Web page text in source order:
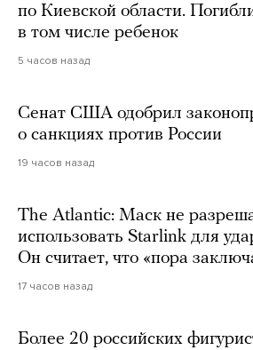
по Киевской области.
в том числе ребенок
5 часов назад
Сенат США одобрил
о санкциях против России
19 часов назад
The Atlantic: Маск не
использовать Starlink для
Он считает, что «пора
17 часов назад
Более 20 российских